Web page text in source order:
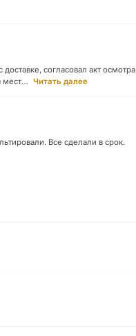
согласовал акт осмотра
мест… Читать далее
Все сделали в срок.